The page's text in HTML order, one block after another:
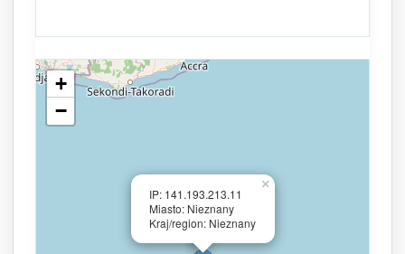
IP: 141.193.213.11
Miasto: Nieznany
Kraj/region: Nieznany
×
+
−